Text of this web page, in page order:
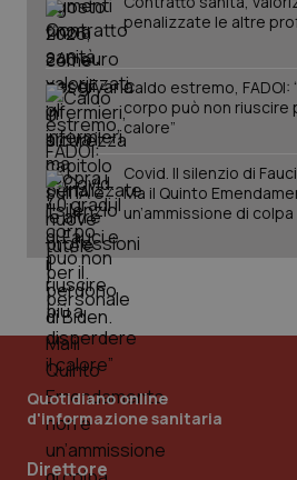
Salute orale & impianti
Sangue & coagulazione
Tiroide
Tumore al seno
Tumore ovarico
Tumori del Polmone &
Tumori gastrointestinali
Ulcera & Reflusso
Vaccini
penalizzate le altre
Caldo estremo, FADOI:
corpo può non riuscire
calore”
Covid. Il silenzio di
Ma il Quinto
un’ammissione di colpa
Quotidiano online
d'informazione sanitaria
Direttore
CookieScriptConsent
tracking-sites-ironfish-
tracking-enable